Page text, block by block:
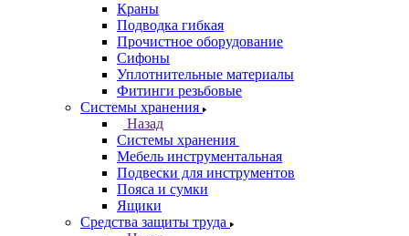
Краны
Подводка гибкая
Прочистное оборудование
Сифоны
Уплотнительные материалы
Фитинги резьбовые
Системы хранения
Назад
Системы хранения
Мебель инструментальная
Подвески для инструментов
Пояса и сумки
Ящики
Средства защиты труда